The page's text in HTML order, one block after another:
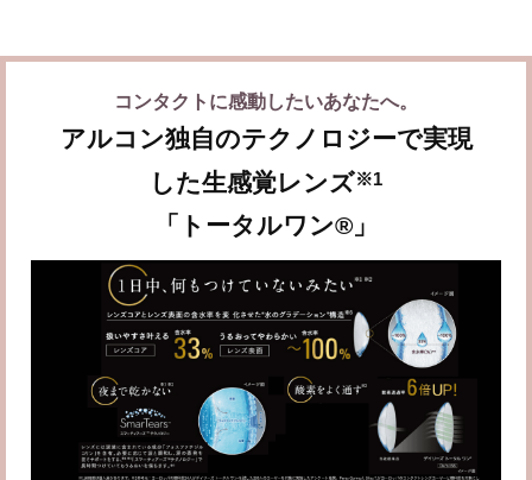
コンタクトに感動したいあなたへ。
アルコン独自のテクノロジーで実現
した生感覚レンズ※1
「トータルワン®」